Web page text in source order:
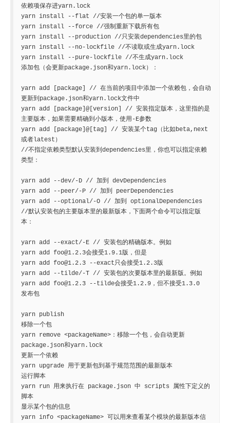
依赖项保存进yarn.lock
yarn install --flat //安装一个包的单一版本
yarn install --force //强制重新下载所有包
yarn install --production //只安装dependencies里的包
yarn install --no-lockfile //不读取或生成yarn.lock
yarn install --pure-lockfile //不生成yarn.lock
添加包（会更新package.json和yarn.lock）：
yarn add [package] // 在当前的项目中添加一个依赖包，会自动
更新到package.json和yarn.lock文件中
yarn add [package]@[version] // 安装指定版本，这里指的是
主要版本，如果需要精确到小版本，使用-E参数
yarn add [package]@[tag] // 安装某个tag（比如beta,next
或者latest）
//不指定依赖类型默认安装到dependencies里，你也可以指定依赖
类型：
yarn add --dev/-D // 加到 devDependencies
yarn add --peer/-P // 加到 peerDependencies
yarn add --optional/-O // 加到 optionalDependencies
//默认安装包的主要版本里的最新版本，下面两个命令可以指定版
本：
yarn add --exact/-E // 安装包的精确版本。例如
yarn add foo@1.2.3会接受1.9.1版，但是
yarn add foo@1.2.3 --exact只会接受1.2.3版
yarn add --tilde/-T // 安装包的次要版本里的最新版。例如
yarn add foo@1.2.3 --tilde会接受1.2.9，但不接受1.3.0
发布包
yarn publish
移除一个包
yarn remove <packageName>：移除一个包，会自动更新
package.json和yarn.lock
更新一个依赖
yarn upgrade 用于更新包到基于规范范围的最新版本
运行脚本
yarn run 用来执行在 package.json 中 scripts 属性下定义的
脚本
显示某个包的信息
yarn info <packageName> 可以用来查看某个模块的最新版本信